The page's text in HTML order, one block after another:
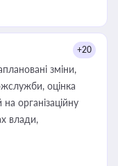
+20
зміни,
оцінка
організаційну
влади,